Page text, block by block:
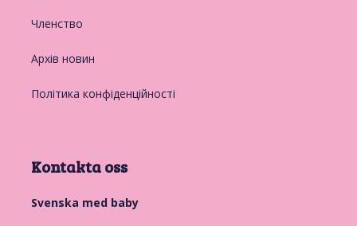
Членство
Архів новин
Політика конфіденційності
Kontakta oss
Svenska med baby